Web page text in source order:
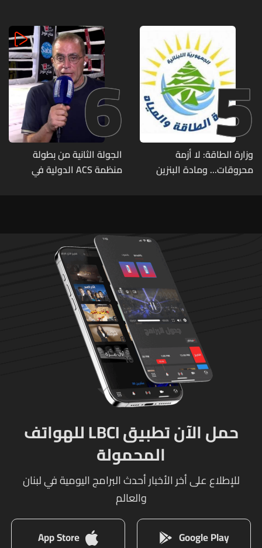
5
وزارة الطاقة: لا أزمة
محروقات... ومادة البنزين
6
الجولة الثانية من بطولة
منظمة ACS الدولية في
حمل الآن تطبيق LBCI للهواتف
المحمولة
للإطلاع على أخر الأخبار أحدث البرامج اليومية في لبنان
والعالم
Google Play
App Store